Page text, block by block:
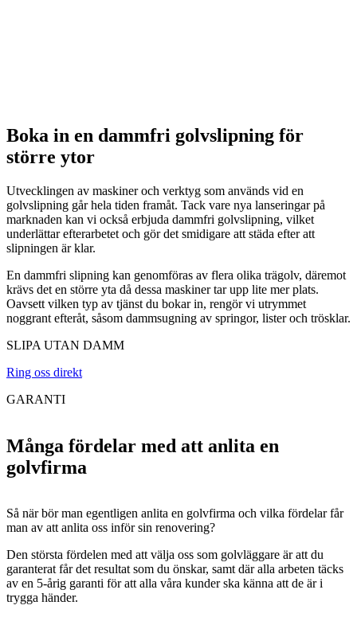
Boka in en dammfri golvslipning för
större ytor
Utvecklingen av maskiner och verktyg som används vid en
golvslipning går hela tiden framåt. Tack vare nya lanseringar på
marknaden kan vi också erbjuda dammfri golvslipning, vilket
underlättar efterarbetet och gör det smidigare att städa efter att
slipningen är klar.
En dammfri slipning kan genomföras av flera olika trägolv, däremot
krävs det en större yta då dessa maskiner tar upp lite mer plats.
Oavsett vilken typ av tjänst du bokar in, rengör vi utrymmet
noggrant efteråt, såsom dammsugning av springor, lister och trösklar.
SLIPA UTAN DAMM
Ring oss direkt
Många fördelar med att anlita en
golvfirma
Så när bör man egentligen anlita en golvfirma och vilka fördelar får
man av att anlita oss inför sin renovering?
Den största fördelen med att välja oss som golvläggare är att du
garanterat får det resultat som du önskar, samt där alla arbeten täcks
av en 5-årig garanti för att alla våra kunder ska känna att de är i
trygga händer.
GARANTI